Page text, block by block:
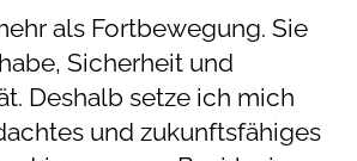
als Fortbewegung. Sie
Sicherheit und
Deshalb setze ich mich
und zukunftsfähiges